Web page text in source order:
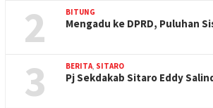
2 BITUNG
Mengadu ke DPRD, Puluhan
3 BERITA, SITARO
Pj Sekdakab Sitaro Eddy